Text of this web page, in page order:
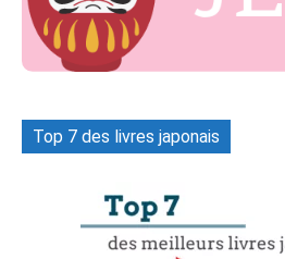
Top 7 des livres japonais